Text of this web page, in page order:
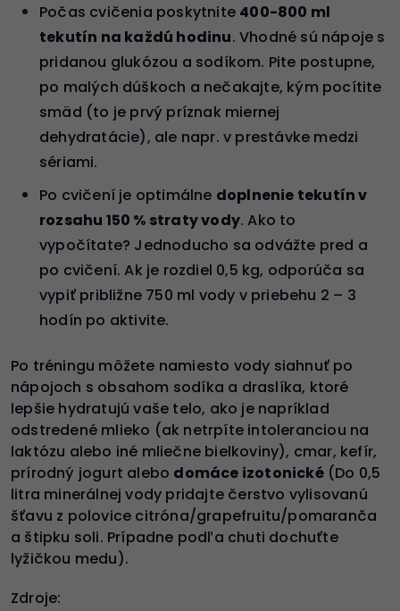
Počas cvičenia poskytnite 400-800 ml
tekutín na každú hodinu. Vhodné sú nápoje s
pridanou glukózou a sodíkom. Pite postupne,
po malých dúškoch a nečakajte, kým pocítite
smäd (to je prvý príznak miernej
dehydratácie), ale napr. v prestávke medzi
sériami.
Po cvičení je optimálne doplnenie tekutín v
rozsahu 150 % straty vody. Ako to
vypočítate? Jednoducho sa odvážte pred a
po cvičení. Ak je rozdiel 0,5 kg, odporúča sa
vypiť približne 750 ml vody v priebehu 2 – 3
hodín po aktivite.
Po tréningu môžete namiesto vody siahnuť po
nápojoch s obsahom sodíka a draslíka, ktoré
lepšie hydratujú vaše telo, ako je napríklad
odstredené mlieko (ak netrpíte intoleranciou na
laktózu alebo iné mliečne bielkoviny), cmar, kefír,
prírodný jogurt alebo domáce izotonické(Do 0,5
litra minerálnej vody pridajte čerstvo vylisovanú
šťavu z polovice citróna/grapefruitu/pomaranča
a štipku soli. Prípadne podľa chuti dochuťte
lyžičkou medu).
Zdroje: